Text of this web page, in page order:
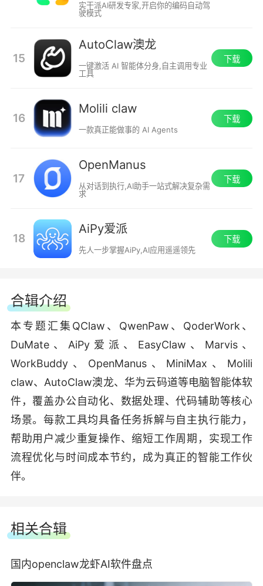
实干派AI研发专家,开启你的编码自动驾
驶模式
15
AutoClaw澳龙
一键激活 AI 智能体分身,自主调用专业
工具
下载
16
Molili claw
一款真正能做事的 AI Agents
下载
17
OpenManus
从对话到执行,AI助手一站式解决复杂需
求
下载
18
AiPy爱派
先人一步掌握AiPy,AI应用遥遥领先
下载
合辑介绍
本专题汇集QClaw、QwenPaw、QoderWork、
DuMate、AiPy爱派、EasyClaw、Marvis、
WorkBuddy、OpenManus、MiniMax、Molili
claw、AutoClaw澳龙、华为云码道等电脑智能体软
件，覆盖办公自动化、数据处理、代码辅助等核心
场景。每款工具均具备任务拆解与自主执行能力，
帮助用户减少重复操作、缩短工作周期，实现工作
流程优化与时间成本节约，成为真正的智能工作伙
伴。
相关合辑
国内openclaw龙虾AI软件盘点